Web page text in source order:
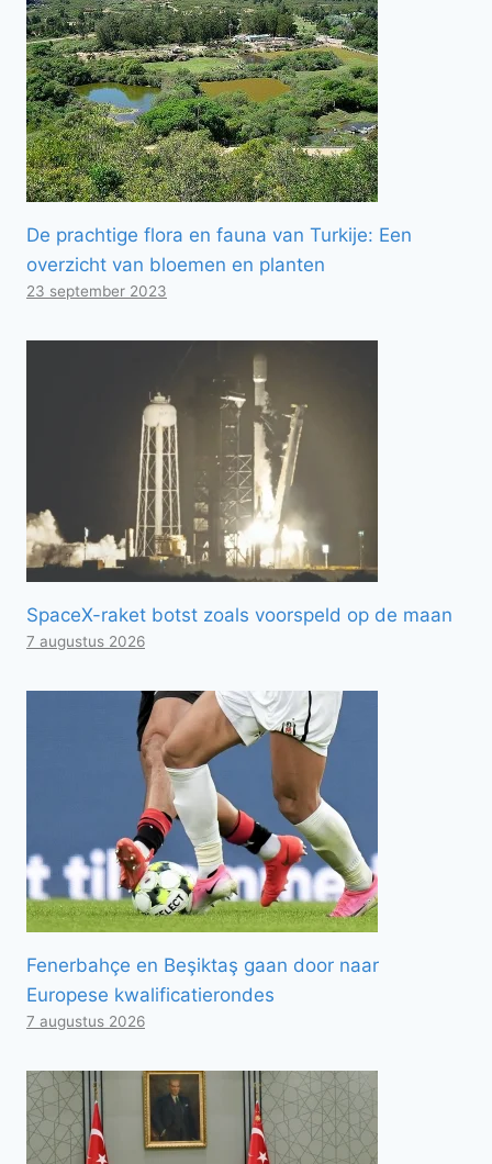
De prachtige flora en fauna van Turkije: Een
overzicht van bloemen en planten
23 september 2023
SpaceX-raket botst zoals voorspeld op de maan
7 augustus 2026
Fenerbahçe en Beşiktaş gaan door naar
Europese kwalificatierondes
7 augustus 2026